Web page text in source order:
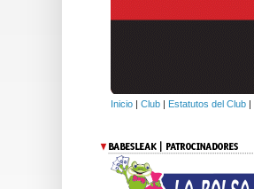
Inicio | Club | Estatutos del Club |